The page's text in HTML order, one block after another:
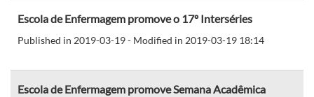
Escola de Enfermagem promove o 17º Interséries
Published in 2019-03-19 - Modified in 2019-03-19 18:14
Escola de Enfermagem promove Semana Acadêmica